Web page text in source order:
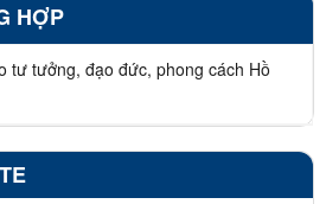
HỢP
tư tưởng, đạo đức, phong cách Hồ